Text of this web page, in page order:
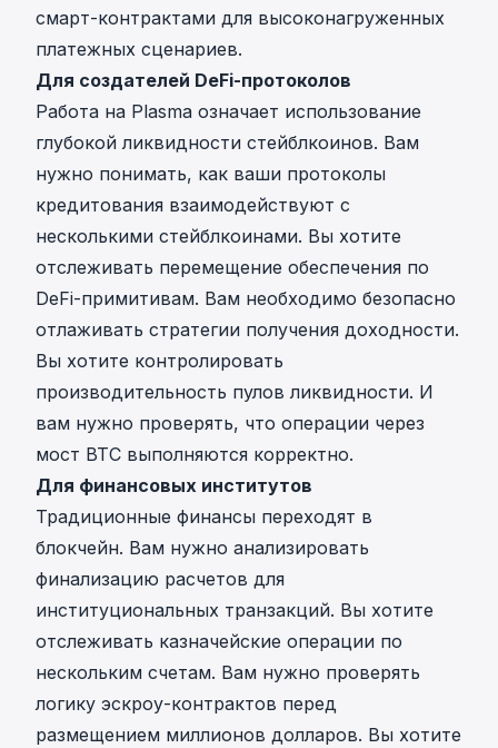
смарт-контрактами для высоконагруженных
платежных сценариев.
Для создателей DeFi-протоколов
Работа на Plasma означает использование
глубокой ликвидности стейблкоинов. Вам
нужно понимать, как ваши протоколы
кредитования взаимодействуют с
несколькими стейблкоинами. Вы хотите
отслеживать перемещение обеспечения по
DeFi-примитивам. Вам необходимо безопасно
отлаживать стратегии получения доходности.
Вы хотите контролировать
производительность пулов ликвидности. И
вам нужно проверять, что операции через
мост BTC выполняются корректно.
Для финансовых институтов
Традиционные финансы переходят в
блокчейн. Вам нужно анализировать
финализацию расчетов для
институциональных транзакций. Вы хотите
отслеживать казначейские операции по
нескольким счетам. Вам нужно проверять
логику эскроу-контрактов перед
размещением миллионов долларов. Вы хотите